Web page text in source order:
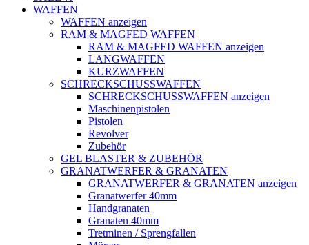
WAFFEN
WAFFEN anzeigen
RAM & MAGFED WAFFEN
RAM & MAGFED WAFFEN anzeigen
LANGWAFFEN
KURZWAFFEN
SCHRECKSCHUSSWAFFEN
SCHRECKSCHUSSWAFFEN anzeigen
Maschinenpistolen
Pistolen
Revolver
Zubehör
GEL BLASTER & ZUBEHÖR
GRANATWERFER & GRANATEN
GRANATWERFER & GRANATEN anzeigen
Granatwerfer 40mm
Handgranaten
Granaten 40mm
Tretminen / Sprengfallen